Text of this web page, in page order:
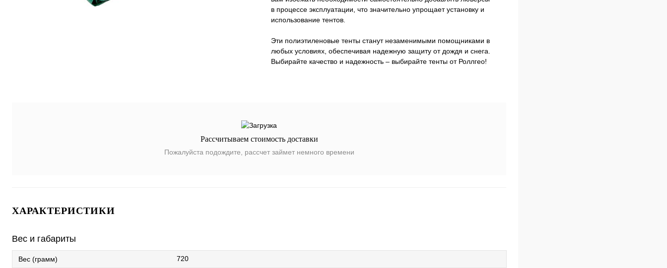
в процессе эксплуатации, что значительно упрощает установку и
использование тентов.
Эти полиэтиленовые тенты станут незаменимыми помощниками в
любых условиях, обеспечивая надежную защиту от дождя и снега.
Выбирайте качество и надежность – выбирайте тенты от Роллгео!
Рассчитываем стоимость доставки
Пожалуйста подождите, рассчет займет немного времени
ХАРАКТЕРИСТИКИ
Вес и габариты
Вес (грамм) 720